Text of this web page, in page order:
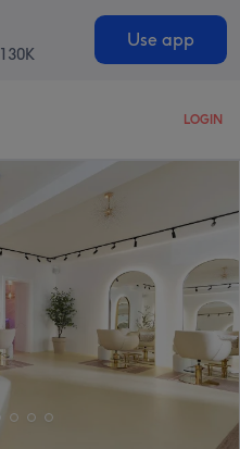
130K
Use app
LOGIN